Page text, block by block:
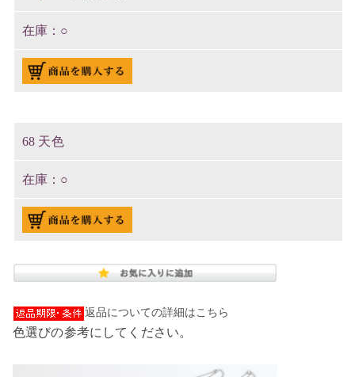
○
68 天色
○
返品についての詳細はこちら
色選びの参考にしてください。